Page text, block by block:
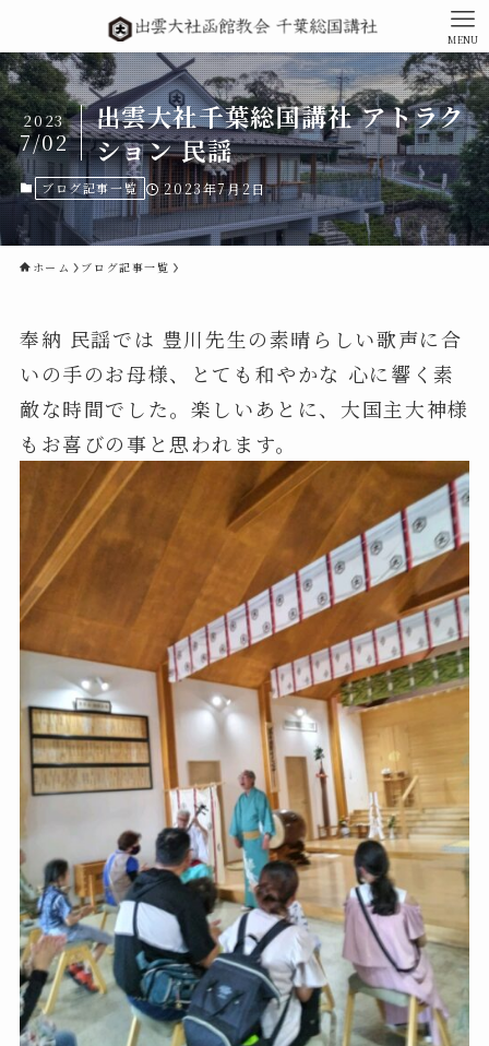
MENU
出雲大社千葉総国講社 アトラク
ション 民謡
2023
7/02
ブログ記事一覧 2023年7月2日
ホーム ブログ記事一覧
奉納 民謡では 豊川先生の素晴らしい歌声に合
いの手のお母様、とても和やかな 心に響く素
敵な時間でした。楽しいあとに、大国主大神様
もお喜びの事と思われます。